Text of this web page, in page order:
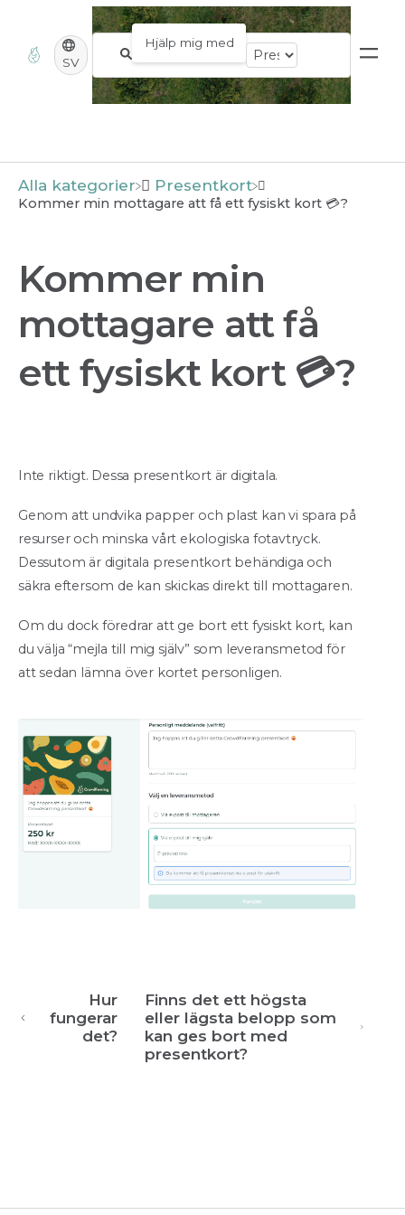
SV
Alla kategorier ​Presentkort
Kommer min mottagare att få ett fysiskt kort 💳?
Kommer min
mottagare att få
ett fysiskt kort 💳?
Inte riktigt. Dessa presentkort är digitala.
Genom att undvika papper och plast kan vi spara på
resurser och minska vårt ekologiska fotavtryck.
Dessutom är digitala presentkort behändiga och
säkra eftersom de kan skickas direkt till mottagaren.
Om du dock föredrar att ge bort ett fysiskt kort, kan
du välja “mejla till mig själv” som leveransmetod för
att sedan lämna över kortet personligen.
Hur
fungerar
det?
Finns det ett högsta
eller lägsta belopp som
kan ges bort med
presentkort?